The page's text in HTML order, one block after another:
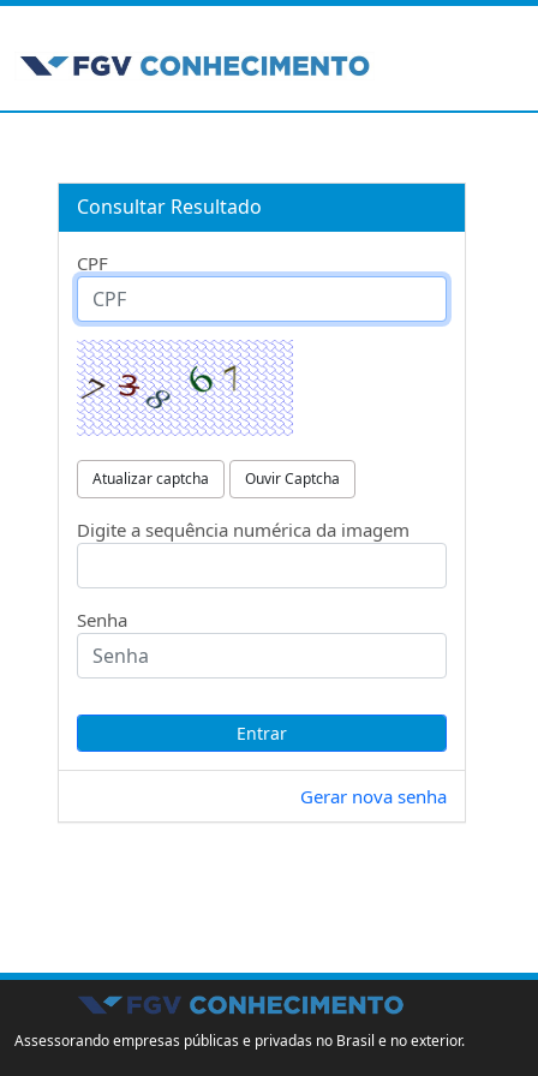
Consultar Resultado
CPF
Atualizar captcha Ouvir Captcha
Digite a sequência numérica da imagem
Senha
Gerar nova senha
Assessorando empresas públicas e privadas no Brasil e no exterior.